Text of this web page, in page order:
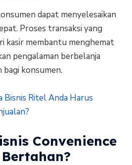
dapat menyelesaikan
Proses transaksi yang
kasir membantu menghemat
pengalaman berbelanja
bagi konsumen.
Bisnis Ritel Anda Harus
Convenience